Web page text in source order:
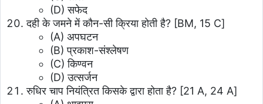
(D) सफेद
दही के जमने में कौन-सी क्रिया होती है? [BM, 15 C]
(A) अपघटन
(B) प्रकाश-संश्लेषण
(C) किण्वन
(D) उत्सर्जन
रुधिर चाप नियंत्रित किसके द्वारा होता है? [21 A, 24 A]